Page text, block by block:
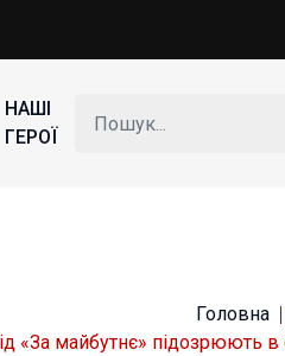
НАШІ
ГЕРОЇ
Головна
«За майбутнє» підозрюють в